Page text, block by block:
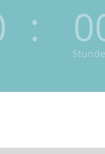
: